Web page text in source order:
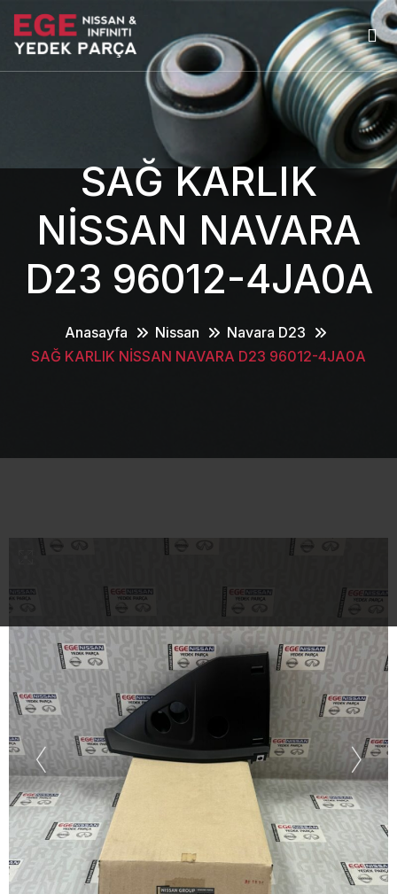
SAĞ KARLIK
NİSSAN NAVARA
D23 96012-4JA0A
Anasayfa Nissan
Navara D23
SAĞ KARLIK NİSSAN NAVARA D23 96012-4JA0A